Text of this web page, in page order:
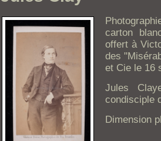
carton
offert à
des
et Cie le 16
Jules
condisciple
Dimension